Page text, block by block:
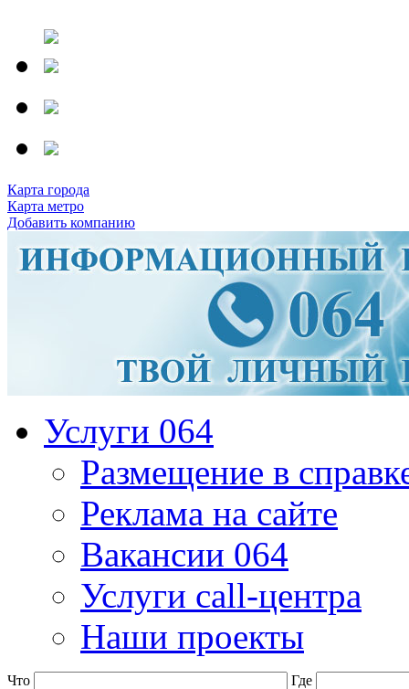
Карта города
Карта метро
Добавить компанию
Услуги 064
Размещение в
Реклама на сайте
Вакансии 064
Услуги call-центра
Наши проекты
Что Где